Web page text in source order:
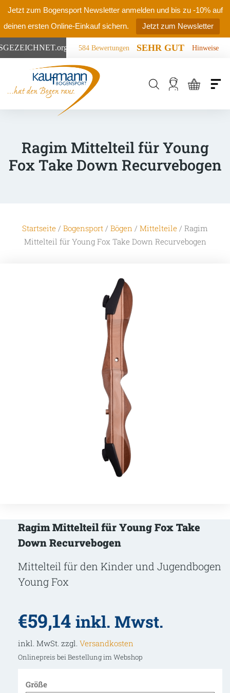
Jetzt zum Bogensport Newsletter anmelden und bis zu -10% auf
deinen ersten Online-Einkauf sichern.
Jetzt zum Newsletter
.org 584 Bewertungen SEHR GUT Hinweise
Products
search
Ragim Mittelteil für Young
Fox Take Down Recurvebogen
Startseite / Bogensport / Bögen / Mittelteile / Ragim
Mittelteil für Young Fox Take Down Recurvebogen
Ragim Mittelteil für Young Fox Take
Down Recurvebogen
Mittelteil für den Kinder und Jugendbogen
Young Fox
€59,14 inkl. Mwst.
inkl. MwSt. zzgl. Versandkosten
Onlinepreis bei Bestellung im Webshop
Größe